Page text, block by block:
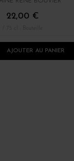
22,00 €
AJOUTER AU PANIER